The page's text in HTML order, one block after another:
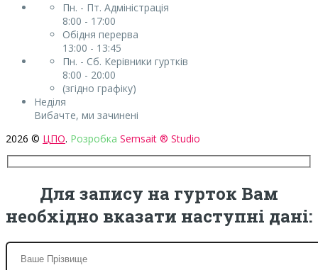
Пн. - Пт. Адміністрація
8:00 - 17:00
Обідня перерва
13:00 - 13:45
Пн. - Сб. Керівники гуртків
8:00 - 20:00
(згідно графіку)
Неділя
Вибачте, ми зачинені
2026 © ЦПО. Розробка Semsait ® Studio
Для запису на гурток Вам
необхідно вказати наступні дані: